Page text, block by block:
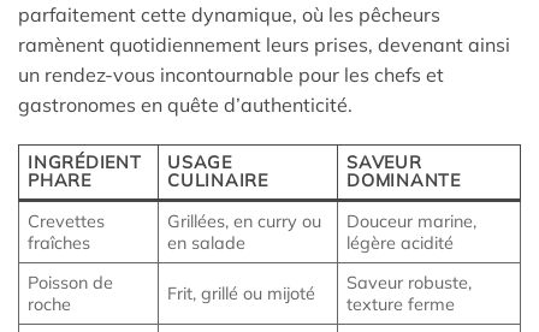
parfaitement cette dynamique, où les pêcheurs
ramènent quotidiennement leurs prises, devenant ainsi
un rendez-vous incontournable pour les chefs et
gastronomes en quête d’authenticité.
INGRÉDIENT
PHARE
USAGE
CULINAIRE
SAVEUR
DOMINANTE
Crevettes
fraîches
Grillées, en curry ou
en salade
Douceur marine,
légère acidité
Poisson de
roche
Frit, grillé ou mijoté
Saveur robuste,
texture ferme